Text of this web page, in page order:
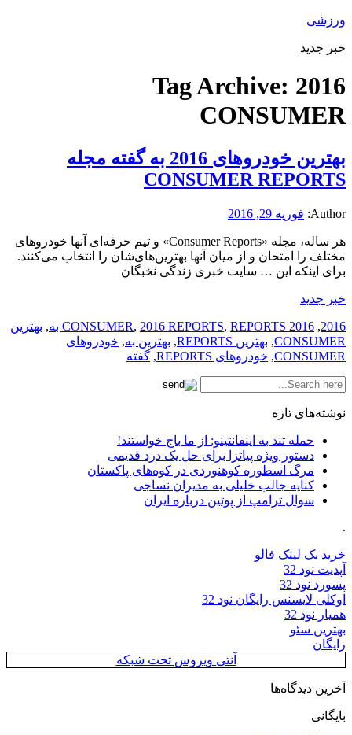
ورزشی
خبر جدید
Tag Archive: 2016
CONSUMER
بهترین خودرو‌های 2016 به گفته مجله
CONSUMER REPORTS
Author: فوریه 29, 2016
هر ساله، مجله «Consumer Reports» و تیم حرفه‌ای آنها خودرو‌های
مختلف را امتحان و از میان آنها بهترین‌های‌شان را انتخاب می‌کنند.
برای اینکه این … سایت خبری زندگی نخبگان
خبر جدید
2016
,
2016 CONSUMER
, 2016 REPORTS, REPORTS به , بهترین
CONSUMER
, بهترین REPORTS , بهترین به, خودرو‌های
CONSUMER
, خودرو‌های REPORTS , گفته
نوشته‌های تازه
حمله تند به اینفانتینو: از ما باج خواستند!
دستور ویژه پیاتزا برای حل یک درد قدیمی
مرگ اسطوره کوهنوردی در کوه‌های پاکستان
کنایه جالب خلیلی به مدیران نساجی
سوال ترامپ از پوتین درباره ایران
.
خرید بک لینک فالو
آپدیت نود 32
پسورد نود 32
اوکلی لایسنس رایگان نود 32
همیار نود 32
بهترین سئو
رایگان
آنتی ویروس تحت شبکه
آخرین دیدگاه‌ها
بایگانی